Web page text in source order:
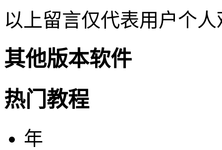
以上留言仅代表用户个
其他版本软件
热门教程
年